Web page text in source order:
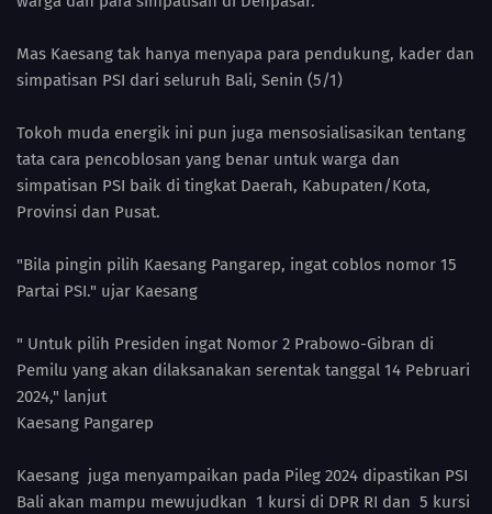
Mas Kaesang tak hanya menyapa para pendukung, kader dan
simpatisan PSI dari seluruh Bali, Senin (5/1)
Tokoh muda energik ini pun juga mensosialisasikan tentang
tata cara pencoblosan yang benar untuk warga dan
simpatisan PSI baik di tingkat Daerah, Kabupaten/Kota,
Provinsi dan Pusat.
"Bila pingin pilih Kaesang Pangarep, ingat coblos nomor 15
Partai PSI." ujar Kaesang
" Untuk pilih Presiden ingat Nomor 2 Prabowo-Gibran di
Pemilu yang akan dilaksanakan serentak tanggal 14 Pebruari
2024," lanjut
Kaesang Pangarep
Kaesang juga menyampaikan pada Pileg 2024 dipastikan PSI
Bali akan mampu mewujudkan 1 kursi di DPR RI dan 5 kursi